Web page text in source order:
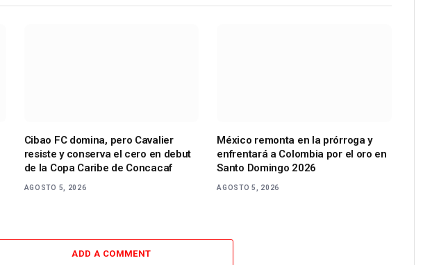
Cibao FC domina, pero Cavalier
resiste y conserva el cero en debut
de la Copa Caribe de Concacaf
AGOSTO 5, 2026
México remonta en la prórroga y
enfrentará a Colombia por el oro en
Santo Domingo 2026
AGOSTO 5, 2026
ADD A COMMENT